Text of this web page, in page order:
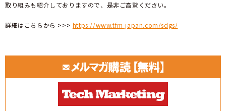
取り組みも紹介しておりますので、是非ご高覧ください。
詳細はこちらから >>> https://www.tfm-japan.com/sdgs/